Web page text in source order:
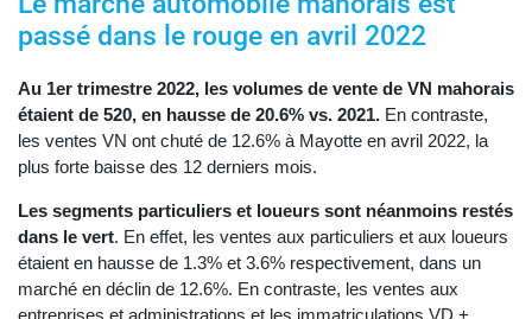
passé dans le rouge en avril 2022
Au 1er trimestre 2022, les volumes de vente de VN mahorais
étaient de 520, en hausse de 20.6% vs. 2021. En contraste,
les ventes VN ont chuté de 12.6% à Mayotte en avril 2022, la
plus forte baisse des 12 derniers mois.
Les segments particuliers et loueurs sont néanmoins restés
dans le vert. En effet, les ventes aux particuliers et aux loueurs
étaient en hausse de 1.3% et 3.6% respectivement, dans un
marché en déclin de 12.6%. En contraste, les ventes aux
entreprises et administrations et les immatriculations VD +